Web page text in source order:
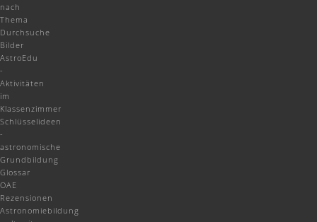
nach
Thema
Durchsuche
Bilder
AstroEdu
-
Aktivitäten
im
Klassenzimmer
Schlüsselideen
-
astronomische
Grundbildung
Glossar
OAE
Rezensionen
Astronomiebildung